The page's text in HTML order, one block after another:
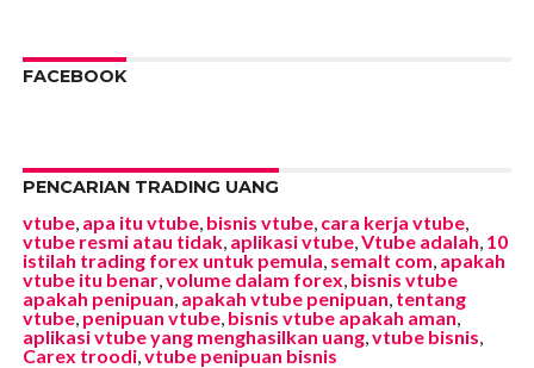
FACEBOOK
PENCARIAN TRADING UANG
vtube, apa itu vtube, bisnis vtube, cara kerja vtube,
vtube resmi atau tidak, aplikasi vtube,Vtube adalah, 10
istilah trading forex untuk pemula, semalt com, apakah
vtube itu benar,volume dalam forex, bisnis vtube
apakah penipuan, apakah vtube penipuan, tentang
vtube, penipuan vtube, bisnis vtube apakah aman,
aplikasi vtube yang menghasilkan uang,vtube bisnis,
Carex troodi,vtube penipuan bisnis